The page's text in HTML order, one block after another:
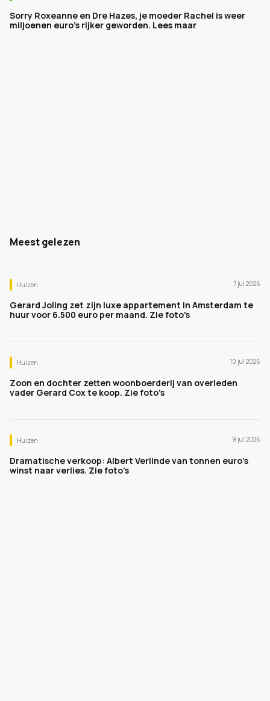
Sorry Roxeanne en Dre Hazes, je moeder Rachel is weer
miljoenen euro's rijker geworden. Lees maar
Meest gelezen
Huizen 7 jul 2026
Gerard Joling zet zijn luxe appartement in Amsterdam te
huur voor 6.500 euro per maand. Zie foto's
Huizen 10 jul 2026
Zoon en dochter zetten woonboerderij van overleden
vader Gerard Cox te koop. Zie foto's
Huizen 9 jul 2026
Dramatische verkoop: Albert Verlinde van tonnen euro's
winst naar verlies. Zie foto's